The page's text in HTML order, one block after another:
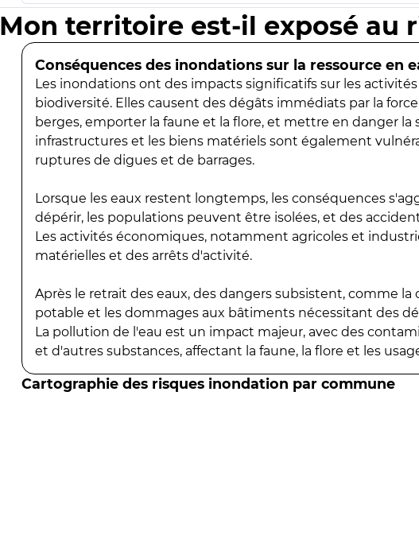
Mon territoire est-il exposé au
Conséquences des inondations sur la ressource en
Les inondations ont des impacts significatifs sur les
biodiversité. Elles causent des dégâts immédiats par la
berges, emporter la faune et la flore, et mettre en danger la
infrastructures et les biens matériels sont également
ruptures de digues et de barrages.
Lorsque les eaux restent longtemps, les conséquences
dépérir, les populations peuvent être isolées, et des
Les activités économiques, notamment agricoles et
matérielles et des arrêts d'activité.
Après le retrait des eaux, des dangers subsistent, comme
potable et les dommages aux bâtiments nécessitant des
La pollution de l'eau est un impact majeur, avec des
et d'autres substances, affectant la faune, la flore et les
Cartographie des risques inondation par commune